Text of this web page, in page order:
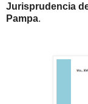
Jurisprudencia
Pampa.